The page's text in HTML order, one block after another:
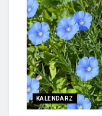
KALENDARZ